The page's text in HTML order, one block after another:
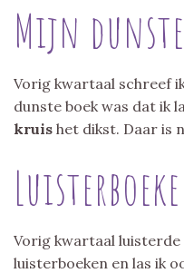
Mijn
Vorig kwartaal schreef
dunste boek was dat ik
kruis het dikst. Daar is
Vorig kwartaal
luisterboeken en las ik